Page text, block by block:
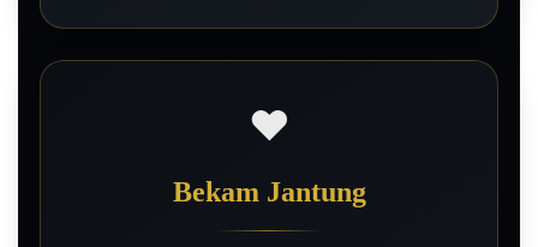
❤️
Bekam Jantung